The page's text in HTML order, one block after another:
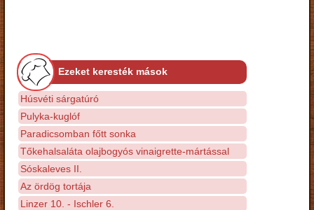
Ezeket keresték mások
Húsvéti sárgatúró
Pulyka-kuglóf
Paradicsomban főtt sonka
Tőkehalsaláta olajbogyós vinaigrette-mártással
Sóskaleves II.
Az ördög tortája
Linzer 10. - Ischler 6.